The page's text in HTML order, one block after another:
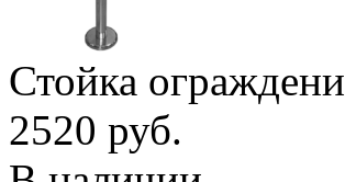
Стойка
2520 руб.